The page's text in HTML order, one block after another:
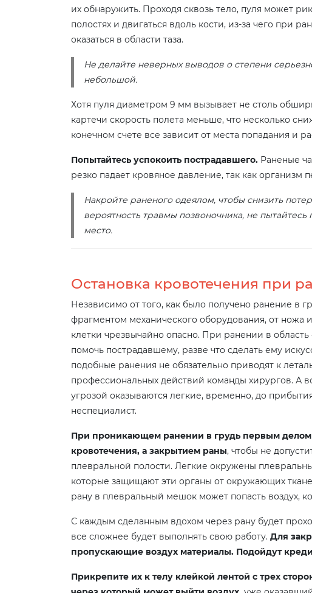
их обнаружить. Проходя сквозь тело, пуля может
полостях и двигаться вдоль кости, из-за чего при
оказаться в области таза.
Не делайте неверных выводов о степени
небольшой.
Хотя пуля диаметром 9 мм вызывает не столь
картечи скорость полета меньше, что несколько
конечном счете все зависит от места попадания и
Попытайтесь успокоить пострадавшего. Раненые
резко падает кровяное давление, так как
Накройте раненого одеялом, чтобы снизить
вероятность травмы позвоночника, не
место.
Остановка кровотечения при
Независимо от того, как было получено ранение в
фрагментом механического оборудования, от
клетки чрезвычайно опасно. При ранении в
помочь пострадавшему, разве что сделать ему
подобные ранения не обязательно приводят к
профессиональных действий команды хирургов. А
угрозой оказываются легкие, временно, до
неспециалист.
При проникающем ранении в грудь первым делом
кровотечения, а закрытием раны, чтобы не
плевральной полости. Легкие окружены
которые защищают эти органы от окружающих
рану в плевральный мешок может попасть воздух,
С каждым сделанным вдохом через рану будет
все сложнее будет выполнять свою работу. Для
пропускающие воздух материалы. Подойдут
Прикрепите их к телу клейкой лентой с трех